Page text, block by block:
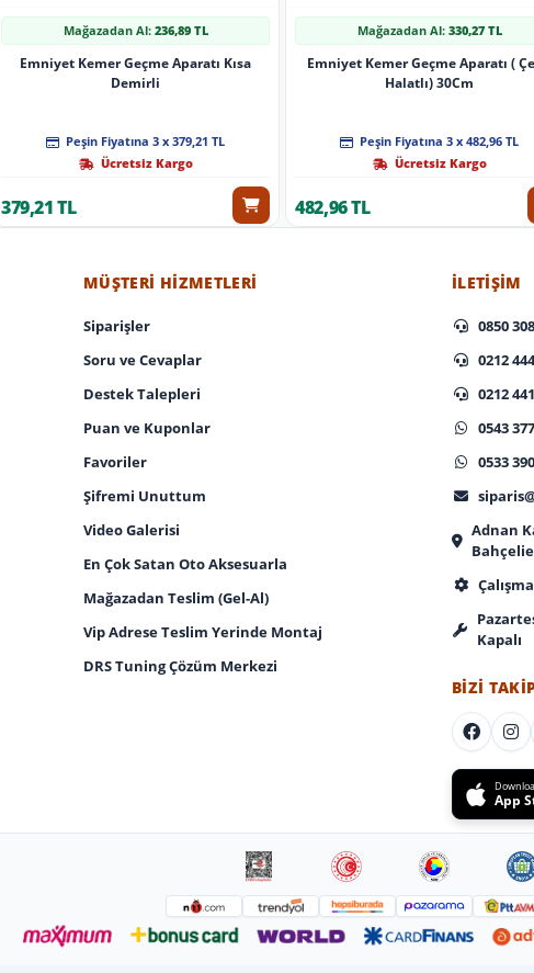
Mağazadan Al: 236,89 TL
Emniyet Kemer Geçme Aparatı Kısa
Demirli
Peşin Fiyatına 3 x 379,21 TL
Ücretsiz Kargo
379,21 TL
Mağazadan Al: 330,27 TL
Emniyet Kemer Geçme Aparatı (
Halatlı) 30Cm
Peşin Fiyatına 3 x 482,96 TL
Ücretsiz Kargo
482,96 TL
MÜŞTERI HIZMETLERI
Siparişler
Soru ve Cevaplar
Destek Talepleri
Puan ve Kuponlar
Favoriler
Şifremi Unuttum
Video Galerisi
En Çok Satan Oto Aksesuarla
Mağazadan Teslim (Gel-Al)
Vip Adrese Teslim Yerinde Montaj
DRS Tuning Çözüm Merkezi
İLETIŞIM
0850
0212
0212
0543
0533
Adnan
Kapalı
BIZI
App